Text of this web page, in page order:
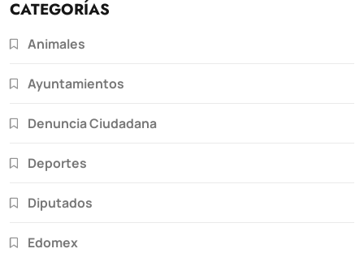
CATEGORÍAS
Animales
Ayuntamientos
Denuncia Ciudadana
Deportes
Diputados
Edomex